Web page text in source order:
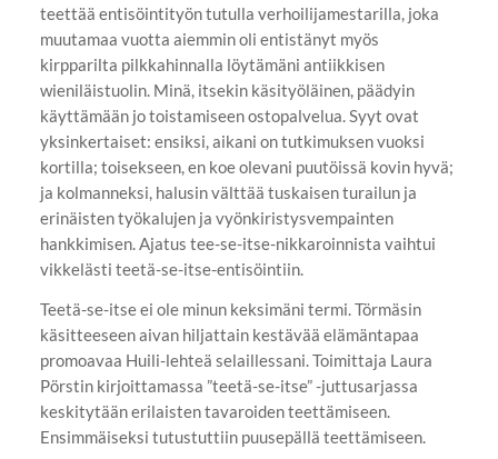
teettää entisöintityön tutulla verhoilijamestarilla, joka
muutamaa vuotta aiemmin oli entistänyt myös
kirpparilta pilkkahinnalla löytämäni antiikkisen
wieniläistuolin. Minä, itsekin käsityöläinen, päädyin
käyttämään jo toistamiseen ostopalvelua. Syyt ovat
yksinkertaiset: ensiksi, aikani on tutkimuksen vuoksi
kortilla; toisekseen, en koe olevani puutöissä kovin hyvä;
ja kolmanneksi, halusin välttää tuskaisen turailun ja
erinäisten työkalujen ja vyönkiristysvempainten
hankkimisen. Ajatus tee-se-itse-nikkaroinnista vaihtui
vikkelästi teetä-se-itse-entisöintiin.
Teetä-se-itse ei ole minun keksimäni termi. Törmäsin
käsitteeseen aivan hiljattain kestävää elämäntapaa
promoavaa Huili-lehteä selaillessani. Toimittaja Laura
Pörstin kirjoittamassa ”teetä-se-itse” -juttusarjassa
keskitytään erilaisten tavaroiden teettämiseen.
Ensimmäiseksi tutustuttiin puusepällä teettämiseen.